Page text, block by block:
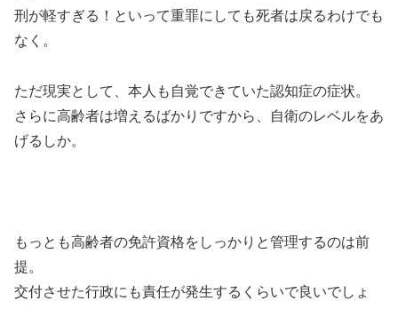
刑が軽すぎる！といって重罪にしても死者は戻るわけでも
なく。
ただ現実として、本人も自覚できていた認知症の症状。
さらに高齢者は増えるばかりですから、自衛のレベルをあ
げるしか。
もっとも高齢者の免許資格をしっかりと管理するのは前
提。
交付させた行政にも責任が発生するくらいで良いでしょ